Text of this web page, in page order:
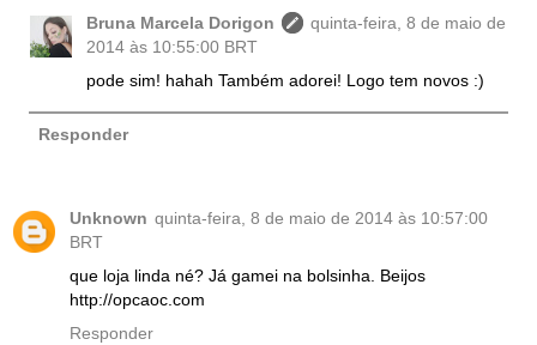
Bruna Marcela Dorigon
quinta-feira, 8 de maio de
2014 às 10:55:00 BRT
pode sim! hahah Também adorei! Logo tem novos :)
Responder
Unknown quinta-feira, 8 de maio de 2014 às 10:57:00
BRT
que loja linda né? Já gamei na bolsinha. Beijos
http://opcaoc.com
Responder